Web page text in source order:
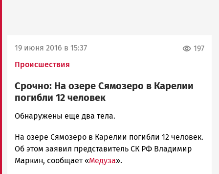
19 июня 2016 в 15:37
Происшествия
197
Срочно: На озере Сямозеро в Карелии
погибли 12 человек
Алексей
Новости
Петрозаводска
и
Обнаружены еще два тела.
На озере Сямозеро в Карелии погибли 12 человек.
Об этом заявил представитель СК РФ Владимир
Маркин, сообщает «Медуза».